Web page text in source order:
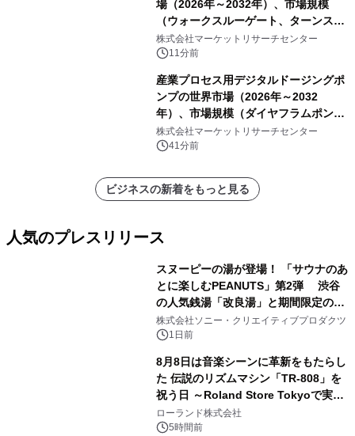
場（2026年～2032年）、市場規模
（ウォークスルーゲート、ターンスタ
イル、フルハイトターンスタイル）・
分析レポートを発表
株式会社マーケットリサーチセンター
11分前
産業プロセス用デジタルドージングポ
ンプの世界市場（2026年～2032
年）、市場規模（ダイヤフラムポン
プ、ペリスタルティックポンプ、その
他）・分析レポートを発表
株式会社マーケットリサーチセンター
41分前
ビジネスの新着をもっと見る
人気のプレスリリース
スヌーピーの湯が登場！ 「サウナのあ
とに楽しむPEANUTS」第2弾 渋谷
の人気銭湯「改良湯」と期間限定のコ
ラボレーション サウナイキタイコラ
ボグッズも発売決定！
株式会社ソニー・クリエイティブプロダクツ
1日前
8月8日は音楽シーンに革新をもたらし
た 伝説のリズムマシン「TR-808」を
祝う日 ～Roland Store Tokyoで実機
を展示しての 記念キャンペーンを開
催 英国ラジオ「NTS」の 特別プログ
ローランド株式会社
5時間前